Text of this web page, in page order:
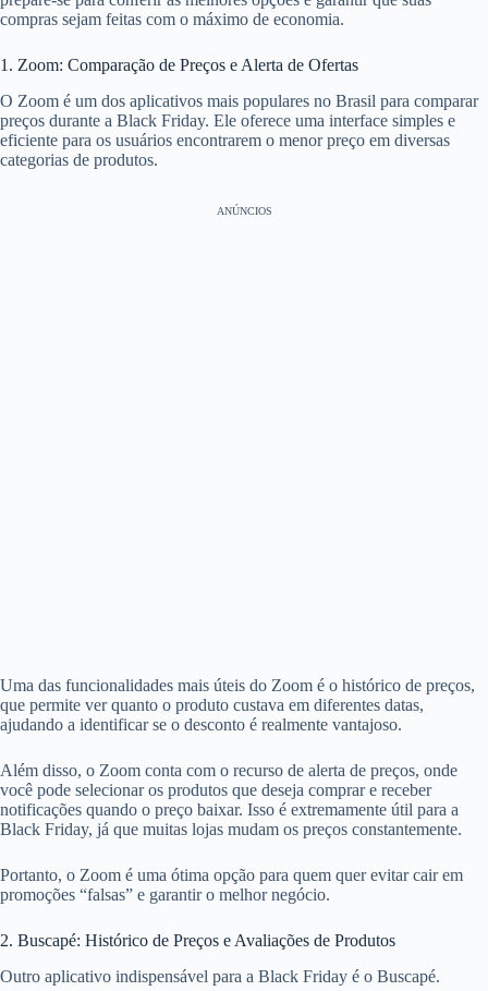
compras sejam feitas com o máximo de economia.
1. Zoom: Comparação de Preços e Alerta de Ofertas
O Zoom é um dos aplicativos mais populares no Brasil para comparar
preços durante a Black Friday. Ele oferece uma interface simples e
eficiente para os usuários encontrarem o menor preço em diversas
categorias de produtos.
ANÚNCIOS
Uma das funcionalidades mais úteis do Zoom é o histórico de preços,
que permite ver quanto o produto custava em diferentes datas,
ajudando a identificar se o desconto é realmente vantajoso.
Além disso, o Zoom conta com o recurso de alerta de preços, onde
você pode selecionar os produtos que deseja comprar e receber
notificações quando o preço baixar. Isso é extremamente útil para a
Black Friday, já que muitas lojas mudam os preços constantemente.
Portanto, o Zoom é uma ótima opção para quem quer evitar cair em
promoções “falsas” e garantir o melhor negócio.
2. Buscapé: Histórico de Preços e Avaliações de Produtos
Outro aplicativo indispensável para a Black Friday é o Buscapé.